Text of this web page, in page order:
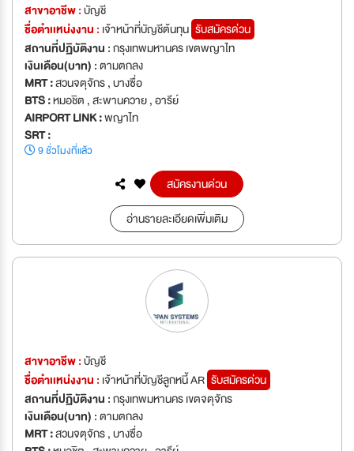
สาขาอาชีพ :บัญชี
ชื่อตำเเหน่งงาน : เจ้าหน้าที่บัญชีต้นทุน รับสมัครด่วน
สถานที่ปฏิบัติงาน :กรุงเทพมหานคร เขตพญาไท
เงินเดือน(บาท) :ตามตกลง
MRT :สวนจตุจักร , บางซื่อ
BTS :หมอชิต , สะพานควาย , อารีย์
AIRPORT LINK :พญาไท
SRT :
9 ชั่วโมงที่แล้ว
สมัครงานด่วน
อ่านรายละเอียดเพิ่มเติม
สาขาอาชีพ :บัญชี
ชื่อตำเเหน่งงาน : เจ้าหน้าที่บัญชีลูกหนี้ AR รับสมัครด่วน
สถานที่ปฏิบัติงาน :กรุงเทพมหานคร เขตจตุจักร
เงินเดือน(บาท) :ตามตกลง
MRT :สวนจตุจักร , บางซื่อ